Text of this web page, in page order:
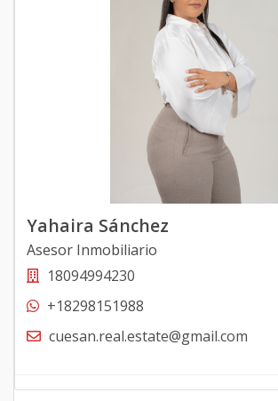
Yahaira Sánchez
Asesor Inmobiliario
18094994230
+18298151988
cuesan.real.estate@gmail.com